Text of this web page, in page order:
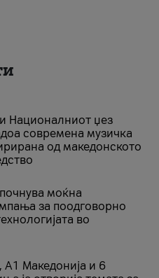
Националниот џез
современа музичка
од македонското
моќна
за поодговорно
во
A1 Македонија и 6